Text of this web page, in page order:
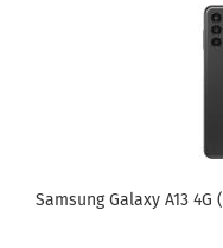
Sam­sung Ga­la­xy A13 4G